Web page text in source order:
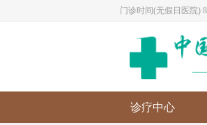
门诊时间(无假日医院)
诊疗中心